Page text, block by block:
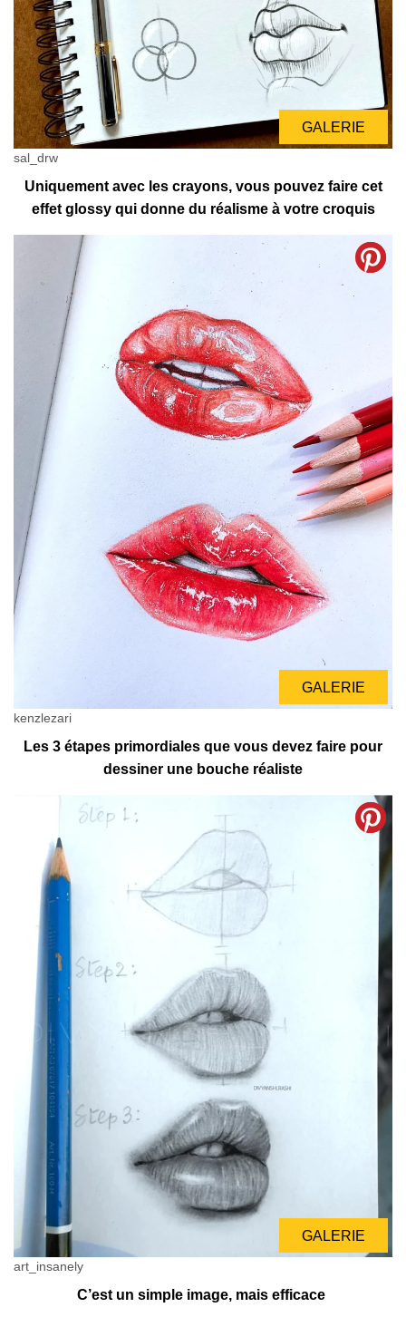
sal_drw
GALERIE
Uniquement avec les crayons, vous pouvez faire cet
effet glossy qui donne du réalisme à votre croquis
kenzlezari
GALERIE
Les 3 étapes primordiales que vous devez faire pour
dessiner une bouche réaliste
art_insanely
GALERIE
C’est un simple image, mais efficace